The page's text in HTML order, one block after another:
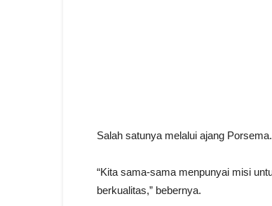
Salah satunya melalui ajang Porsema.
“Kita sama-sama menpunyai misi
berkualitas,” bebernya.